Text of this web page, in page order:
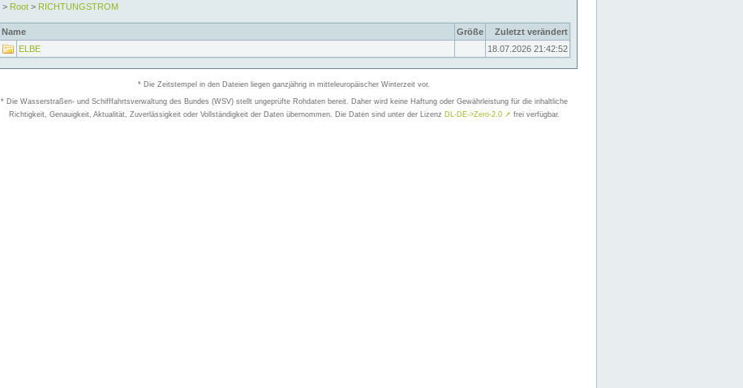
> Root > RICHTUNGSTROM
Name Größe
Zuletzt verändert
ELBE
18.07.2026 21:42:52
* Die Zeitstempel in den Dateien liegen ganzjährig in mitteleuropäischer Winterzeit vor.
* Die Wasserstraßen- und Schifffahrtsverwaltung des Bundes (WSV) stellt ungeprüfte Rohdaten bereit. Daher wird keine Haftung oder Gewährleistung für die inhaltliche
Richtigkeit, Genauigkeit, Aktualität, Zuverlässigkeit oder Vollständigkeit der Daten übernommen. Die Daten sind unter der Lizenz DL-DE->Zero-2.0 ↗ frei verfügbar.